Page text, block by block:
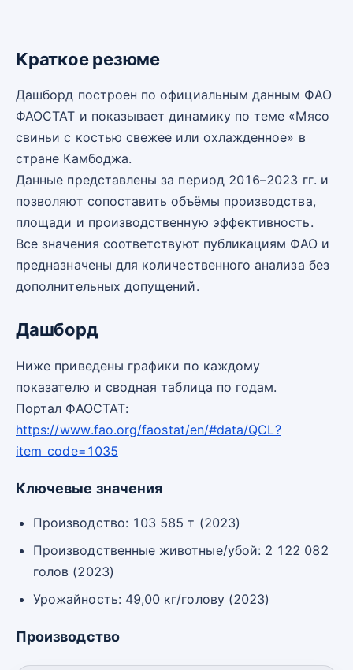
Краткое резюме
Дашборд построен по официальным данным ФАО
ФАОСТАТ и показывает динамику по теме «Мясо
свиньи с костью свежее или охлажденное» в
стране Камбоджа.
Данные представлены за период 2016–2023 гг. и
позволяют сопоставить объёмы производства,
площади и производственную эффективность.
Все значения соответствуют публикациям ФАО и
предназначены для количественного анализа без
дополнительных допущений.
Дашборд
Ниже приведены графики по каждому
показателю и сводная таблица по годам.
Портал ФАОСТАТ:
https://www.fao.org/faostat/en/#data/QCL?
item_code=1035
Ключевые значения
Производство: 103 585 т (2023)
Производственные животные/убой: 2 122 082
голов (2023)
Урожайность: 49,00 кг/голову (2023)
Производство